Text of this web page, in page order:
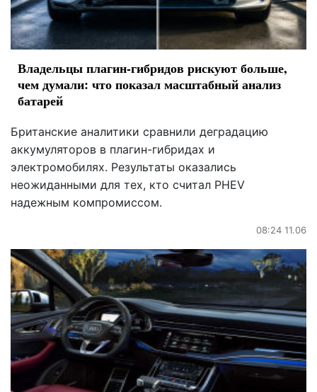
Владельцы плагин-гибридов рискуют больше,
чем думали: что показал масштабный анализ
батарей
Британские аналитики сравнили деградацию
аккумуляторов в плагин-гибридах и
электромобилях. Результаты оказались
неожиданными для тех, кто считал PHEV
надежным компромиссом.
08:24 11.06